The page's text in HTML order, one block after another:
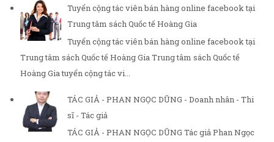
Tuyển cộng tác viên bán hàng online facebook tại
Trung tâm sách Quốc tế Hoàng Gia
Tuyển cộng tác viên bán hàng online facebook tại
Trung tâm sách Quốc tế Hoàng Gia Trung tâm sách Quốc tế
Hoàng Gia tuyển cộng tác vi...
TÁC GIẢ - PHAN NGỌC DŨNG - Doanh nhân - Thi
sĩ - Tác giả
TÁC GIẢ - PHAN NGỌC DŨNG Tác giả Phan Ngọc